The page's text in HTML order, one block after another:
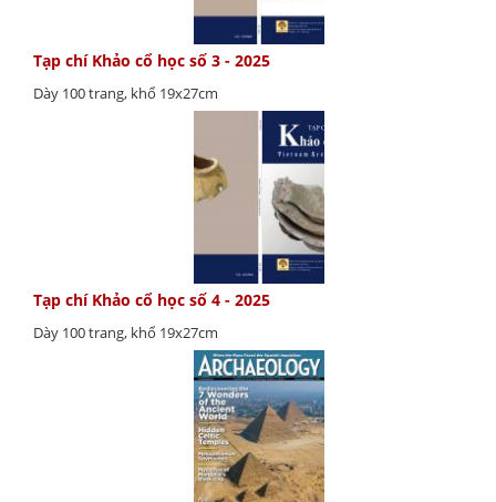
Tạp chí Khảo cổ học số 3 - 2025
Dày 100 trang, khổ 19x27cm
Tạp chí Khảo cổ học số 4 - 2025
Dày 100 trang, khổ 19x27cm